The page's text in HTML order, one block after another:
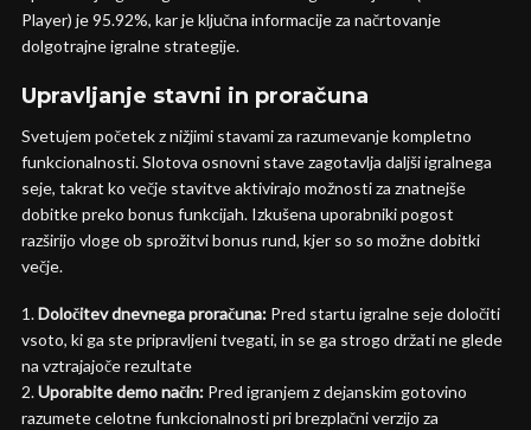
Player) je 95.92%, kar je ključna informacije za načrtovanje
dolgotrajne igralne strategije.
Upravljanje stavni in proračuna
Svetujem početek z nižjimi stavami za razumevanje kompletno
funkcionalnosti. Slotova osnovni stave zagotavlja daljši igralnega
seje, takrat ko večje stavitve aktivirajo možnosti za znatnejše
dobitke preko bonus funkcijah. Izkušena uporabniki pogost
razširijo vloge ob sprožitvi bonus rund, kjer so so možne dobitki
večje.
Določitev dnevnega proračuna: Pred startu igralne seje določiti
vsoto, ki ga ste pripravljeni tvegati, in se ga strogo držati ne glede
na vztrajajoče rezultate
Uporabite demo način: Pred igranjem z dejanskim gotovino
razumete celotne funkcionalnosti pri brezplačni verzijo za